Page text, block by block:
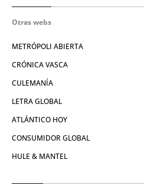
Otras webs
METRÓPOLI ABIERTA
CRÓNICA VASCA
CULEMANÍA
LETRA GLOBAL
ATLÁNTICO HOY
CONSUMIDOR GLOBAL
HULE & MANTEL